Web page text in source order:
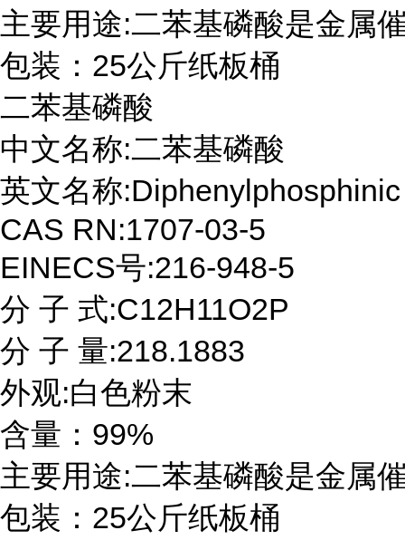
主要用途:二苯基磷酸是金属
包装：25公斤纸板桶
二苯基磷酸
中文名称:二苯基磷酸
英文名称:Diphenylphosphinic
CAS RN:1707-03-5
EINECS号:216-948-5
分 子 式:C12H11O2P
分 子 量:218.1883
外观:白色粉末
含量：99%
主要用途:二苯基磷酸是金属
包装：25公斤纸板桶